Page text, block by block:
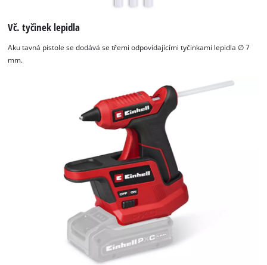
Vč. tyčinek lepidla
Aku tavná pistole se dodává se třemi odpovídajícími tyčinkami lepidla ∅ 7
mm.